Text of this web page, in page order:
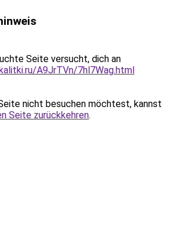
Seite versucht, dich an
A9JrTVn/7hl7Wag.html
nicht besuchen möchtest, kannst
Seite zurückkehren.